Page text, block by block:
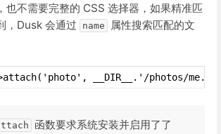
也不需要完整的 CSS 选择器，如果精准匹
，Dusk 会通过
name
属性搜索匹配的文
__DIR__.'/photos/
函数要求系统安装并启用了了